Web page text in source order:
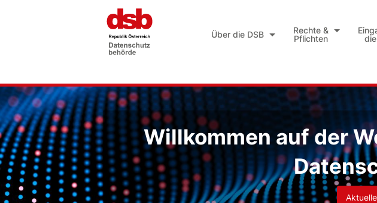
Über die DSB
Rechte &
Pflichten
Willkommen auf der